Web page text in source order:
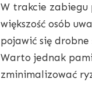
W trakcie zabiegu
większość osób
pojawić się
Warto jednak
zminimalizować